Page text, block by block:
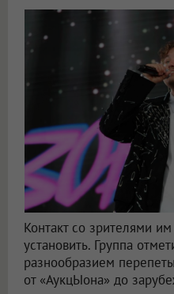
Контакт со зрителями
установить. Группа
разнообразием
от «АукцЫона» до